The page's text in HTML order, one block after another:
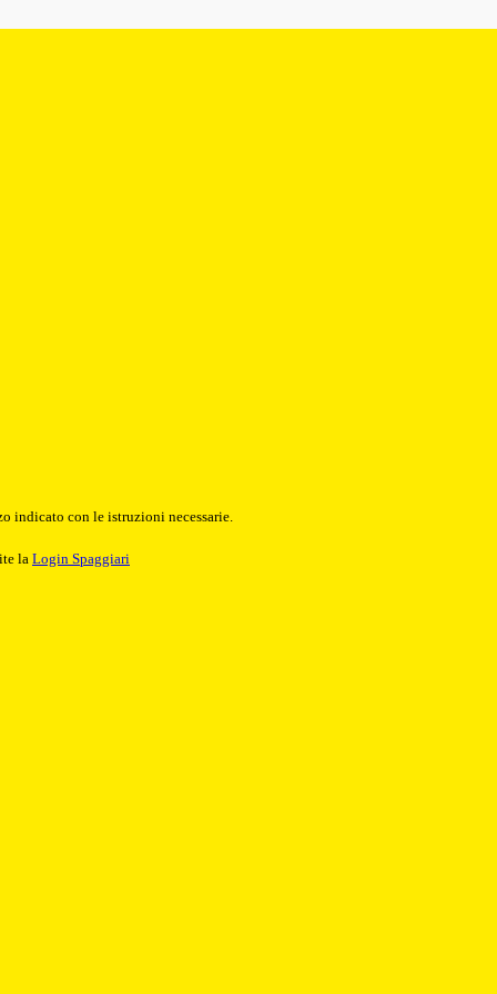
indicato con le istruzioni necessarie.
la Login Spaggiari